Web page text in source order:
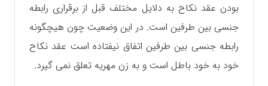
بودن عقد نکاح به دلایل مختلف قبل از برقراری رابطه
جنسی بین طرفین است. در این وضعیت چون هیچگونه
رابطه جنسی بین طرفین اتفاق نیفتاده است عقد نکاح
خود به خود باطل است و به زن مهریه تعلق نمی گیرد.